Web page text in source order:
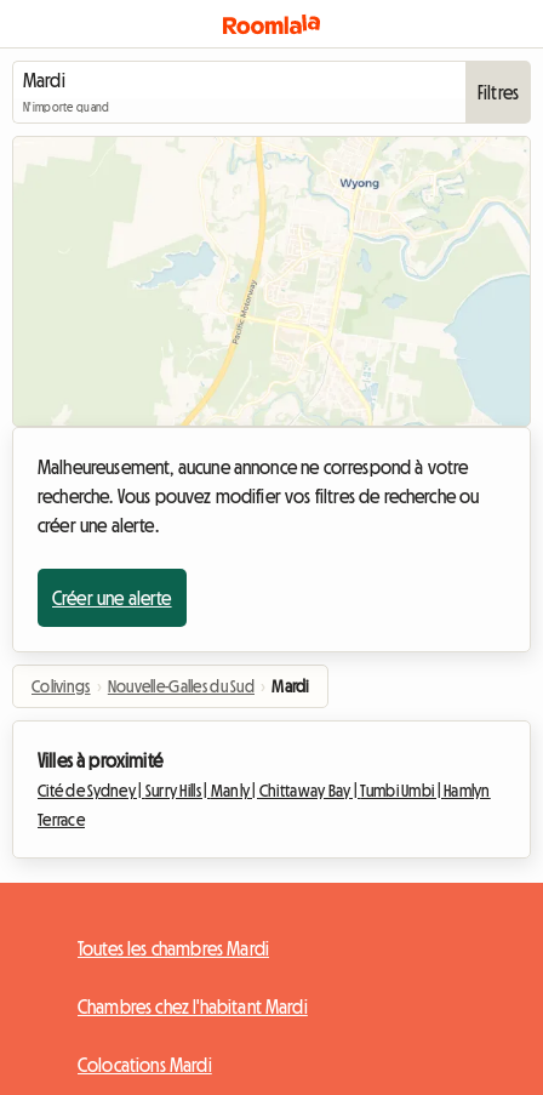
N'importe quand
Filtres
Malheureusement, aucune annonce ne correspond à votre
recherche. Vous pouvez modifier vos filtres de recherche ou
créer une alerte.
Créer une alerte
Colivings › Nouvelle-Galles du Sud › Mardi
Villes à proximité
Cité de Sydney | Surry Hills | Manly | Chittaway Bay |Tumbi Umbi |
Hamlyn
Terrace
Toutes les chambres Mardi
Chambres chez l'habitant Mardi
Colocations Mardi